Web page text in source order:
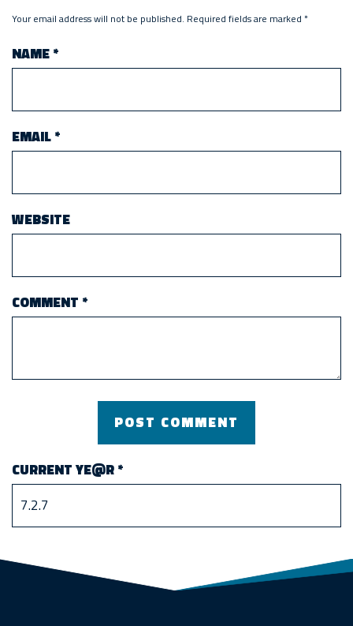
Your email address will not be published. Required fields are marked *
NAME*
EMAIL*
WEBSITE
COMMENT *
CURRENT YE@R*